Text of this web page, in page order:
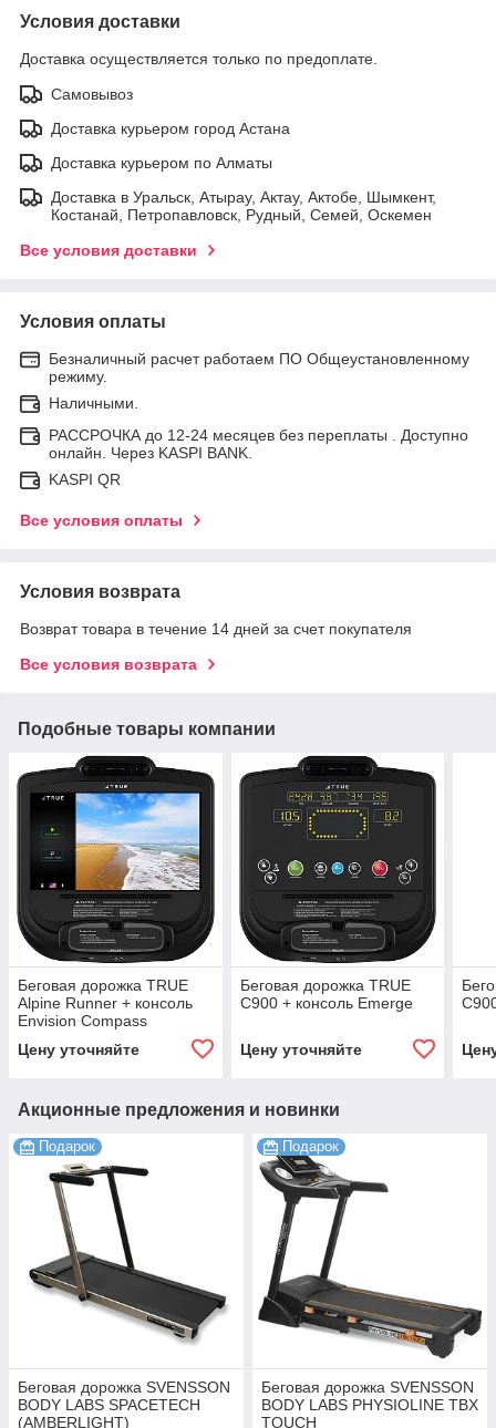
Условия доставки
Доставка осуществляется только по предоплате.
Самовывоз
Доставка курьером город Астана
Доставка курьером по Алматы
Доставка в Уральск, Атырау, Актау, Актобе, Шымкент,
Костанай, Петропавловск, Рудный, Семей, Оскемен
Все условия доставки
Условия оплаты
Безналичный расчет работаем ПО Общеустановленному
режиму.
Наличными.
РАССРОЧКА до 12-24 месяцев без переплаты . Доступно
онлайн. Через KASPI BANK.
KASPI QR
Все условия оплаты
Условия возврата
Возврат товара в течение 14 дней за счет покупателя
Все условия возврата
Подобные товары компании
Беговая дорожка TRUE
Alpine Runner + консоль
Envision Compass
Цену уточняйте
Беговая дорожка TRUE
C900 + консоль Emerge
Цену уточняйте
Акционные предложения и новинки
Подарок
Беговая дорожка SVENSSON
BODY LABS SPACETECH
(AMBERLIGHT)
Подарок
Беговая дорожка SVENSSON
BODY LABS PHYSIOLINE TBX
TOUCH